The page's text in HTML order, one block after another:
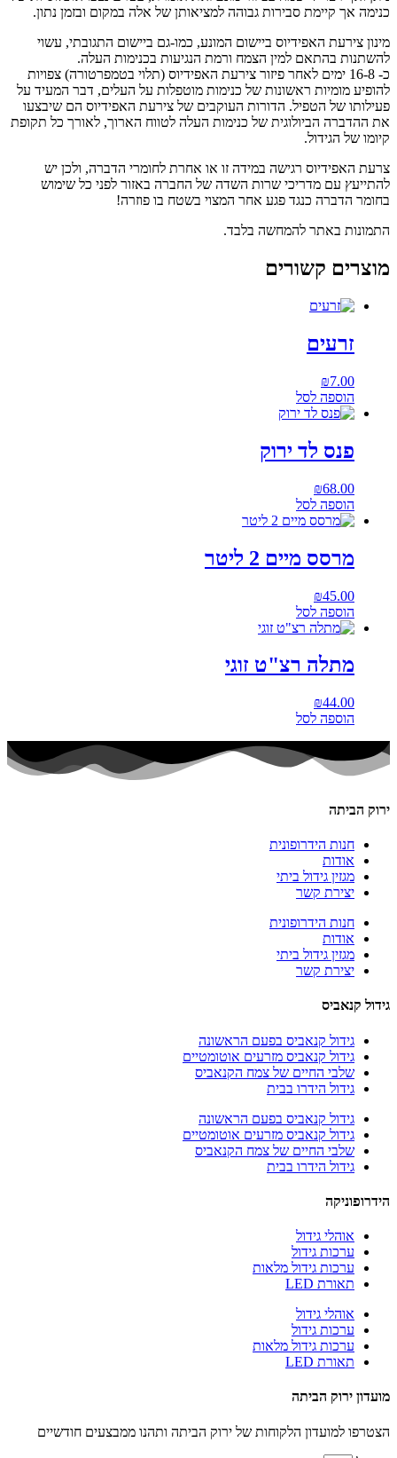
כנימה אך קיימת סבירות גבוהה למציאותן של אלה במקום ובזמן נתון.
מינון צירעת האפידיוס ביישום המונע, כמו-גם ביישום התגובתי, עשוי
להשתנות בהתאם למין הצמח ורמת הנגיעות בכנימות העלה.
כ- 16-8 ימים לאחר פיזור צירעת האפידיוס (תלוי בטמפרטורה) צפויות
להופיע מומיות ראשונות של כנימות מוטפלות על העלים, דבר המעיד על
פעילותו של הטפיל. הדורות העוקבים של צירעת האפידיוס הם שיבצעו
את ההדברה הביולוגית של כנימות העלה לטווח הארוך, לאורך כל תקופת
קיומו של הגידול.
צרעת האפידיוס רגישה במידה זו או אחרת לחומרי הדברה, ולכן יש
להתייעץ עם מדריכי שרות השדה של החברה באזור לפני כל שימוש
בחומר הדברה כנגד פגע אחר המצוי בשטח בו פוזרה!
התמונות באתר להמחשה בלבד.
מוצרים קשורים
זרעים
₪7.00
הוספה לסל
פנס לד ירוק
₪68.00
הוספה לסל
מרסס מיים 2 ליטר
₪45.00
הוספה לסל
מתלה רצ"ט זוגי
₪44.00
הוספה לסל
ירוק הביתה
חנות הידרופונית
אודות
מגזין גידול ביתי
יצירת קשר
חנות הידרופונית
אודות
מגזין גידול ביתי
יצירת קשר
גידול קנאביס
גידול קנאביס בפעם הראשונה
גידול קנאביס מזרעים אוטומטיים
שלבי החיים של צמח הקנאביס
גידול הידרו בבית
גידול קנאביס בפעם הראשונה
גידול קנאביס מזרעים אוטומטיים
שלבי החיים של צמח הקנאביס
גידול הידרו בבית
הידרופוניקה
אוהלי גידול
ערכות גידול
ערכות גידול מלאות
תאורת LED
אוהלי גידול
ערכות גידול
ערכות גידול מלאות
תאורת LED
מועדון ירוק הביתה
הצטרפו למועדון הלקוחות של ירוק הביתה ותהנו ממבצעים חודשיים